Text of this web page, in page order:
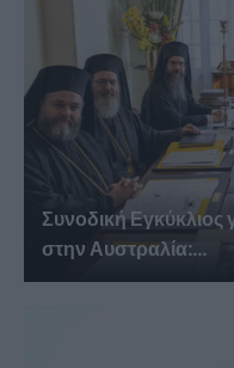
Συνοδική
στην Αυστραλία:...